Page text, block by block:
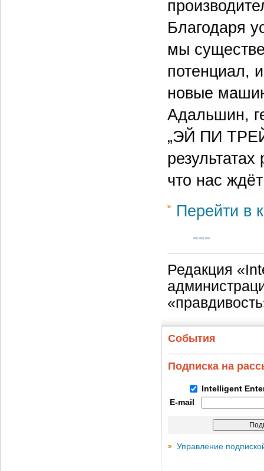
Благодаря
мы
потенциал,
новые
Адальшин,
„ЭЙ ПИ
что нас
Перейти в
Редакция
События
Подписка на
Intelligent
E-mail
Управление